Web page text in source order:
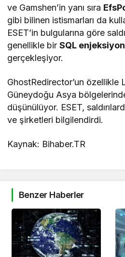
ve Gamshen’in yanı sıra
gibi bilinen istismarları da
ESET’in bulgularına göre
genellikle birSQL
gerçekleşiyor.
GhostRedirector’un özellikle
Güneydoğu Asya
düşünülüyor. ESET,
ve şirketleri bilgilendirdi.
Kaynak: Bihaber.TR
Benzer Haberler